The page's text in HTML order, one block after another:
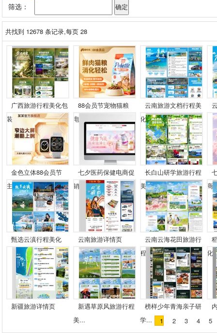
筛选：
共找到 12678 条记录,每页 28
广西旅游行程美化包
装
88会员节宠物猫粮
电...
云南旅游文档行程美
化...
金色立体88会员节
主...
七夕医药保健电商促
销...
长白山研学旅游行程
美...
商
甄选云滇行程美化 云南旅游详情页
云南云海花田旅游行
程...
化
新疆旅游详情页
新遇草原风旅游行程
美...
榜样少年青海亲子研
学...
1
2 3 4 5